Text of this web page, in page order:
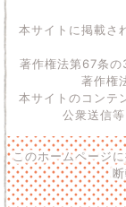
本サイトに掲載さ
著作権法第67条の
著作権
本サイトのコンテ
公衆送信
このホームページ